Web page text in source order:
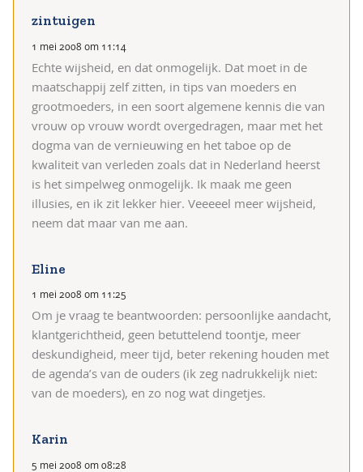
zintuigen
1 mei 2008 om 11:14
Echte wijsheid, en dat onmogelijk. Dat moet in de
maatschappij zelf zitten, in tips van moeders en
grootmoeders, in een soort algemene kennis die van
vrouw op vrouw wordt overgedragen, maar met het
dogma van de vernieuwing en het taboe op de
kwaliteit van verleden zoals dat in Nederland heerst
is het simpelweg onmogelijk. Ik maak me geen
illusies, en ik zit lekker hier. Veeeeel meer wijsheid,
neem dat maar van me aan.
Eline
1 mei 2008 om 11:25
Om je vraag te beantwoorden: persoonlijke aandacht,
klantgerichtheid, geen betuttelend toontje, meer
deskundigheid, meer tijd, beter rekening houden met
de agenda’s van de ouders (ik zeg nadrukkelijk niet:
van de moeders), en zo nog wat dingetjes.
Karin
5 mei 2008 om 08:28